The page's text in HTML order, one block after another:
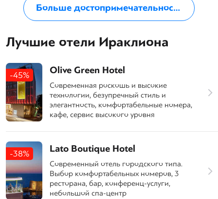
Больше достопримечательностей на Крите
Лучшие отели Ираклиона
-45% Olive Green Hotel
Современная роскошь и высокие
технологии, безупречный стиль и
элегантность, комфортабельные номера,
кафе, сервис высокого уровня
-38% Lato Boutique Hotel
Современный отель городского типа.
Выбор комфортабельных номеров, 3
ресторана, бар, конференц-услуги,
небольшой спа-центр